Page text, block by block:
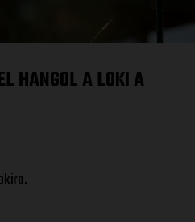
HANGOL A LOKI A